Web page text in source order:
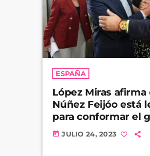
ESPAÑA
López Miras
Núñez Feijóo está
para conformar el
today JULIO 24, 2023